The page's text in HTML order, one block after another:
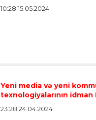
10:28 15.05.2024
Yeni media və yeni
texnologiyalarının idman
23:28 24.04.2024